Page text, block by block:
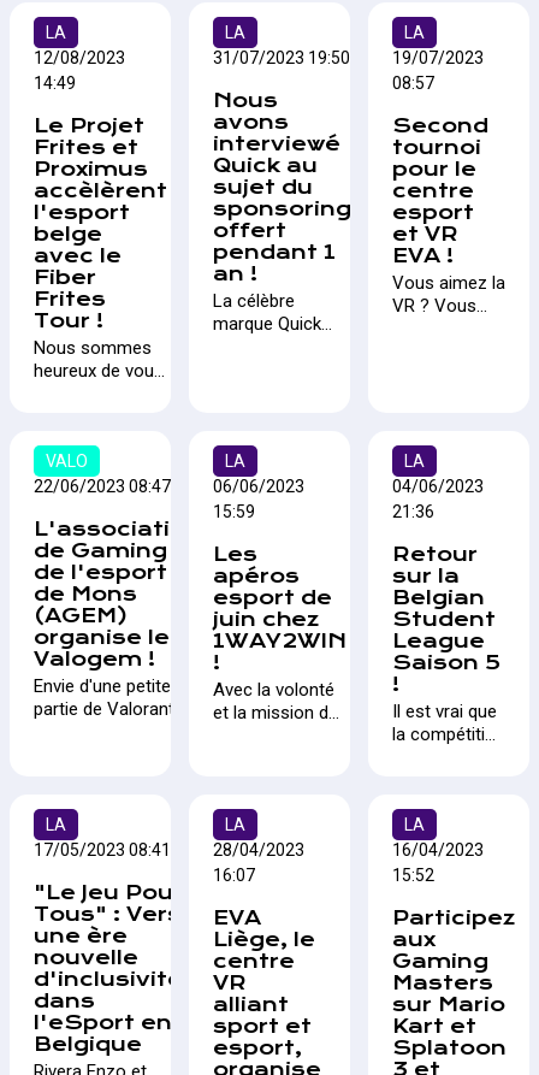
"Open Beta", le
studio de
développement de
Bishop lance une
campagne de
financement
participatif sur
Kickstarter en vue
de faire évoluer son
jeu esport.
en Belgique, la
5ème édition de
Rocket Frites,
samedi 30
septembre,
réunissant l'élite
des joueurs
belges pour une
finale palpitante.
Après deux
soirées de
qualifications, les
deux équipes
ayant démontré
retrouvées face à
face sur le stand
DH eSport/Lan-
Area. Un match
conclu ce
tournoi,
consacrant
l'équipe "RQS"
comme grands
vainqueurs.
belge ! Cette
édition fait partie
du Fiber Frites
Tour en
Proximus, une
série de 3
évènements axés
sur la vitesse !
LA
12/08/2023
14:49
Le Projet
Frites et
Proximus
accèlèrent
l'esport
belge
avec le
Fiber
Frites
Tour !
Nous sommes
heureux de vous
Tour", un circuit
de tournois
Projet Frites en
partenariat avec
Proximus. Coup
d'envoi avec
Gran Turismo,
un cashprize de
1.000€ et une
finale au Circuit
de Mettet le 13
LA
31/07/2023 19:50
Nous
avons
interviewé
Quick au
sujet du
sponsoring
offert
pendant 1
an !
La célèbre
marque Quick
ou encore artiste
de remporter 1
an de
Nous avons
interviewé Evelyn
De Groeve,
Marketing
Manager de
Quick sur le sujet.
LA
19/07/2023
08:57
Second
tournoi
pour le
centre
esport
et VR
EVA !
Vous aimez la
VR ? Vous
à tous au sein
de son arène
située à
Saint-
entre Namur
et Liège. Cela
se passe le
13 août et
pas moins de
3.000€ de
cashprize
pool sont en
jeu !
VALO
22/06/2023 08:47
L'association
de Gaming et
de l'esport
de Mons
(AGEM)
organise le
Valogem !
Envie d'une petite
partie de Valorant
8 et 9 juillet
prochains ! Nous
cet évènement aux
places limitées !
LA
06/06/2023
15:59
Les
apéros
esport de
juin chez
1WAY2WIN
!
Avec la volonté
et la mission de
Wallonie, Walga
a le plaisir de
vous inviter à
une nouvelle
Apéros E-Sport
le 27 juin
prochain avec la
découverte de
l’incubateur de
joueur local de
Sambreville.
LA
04/06/2023
21:36
Retour
sur la
Belgian
Student
League
Saison 5
!
Il est vrai que
la compétition
petite
quinzaine de
jours, mais il
tournoi
important
pour notre
pays et nous
ne pouvions
passer à côté
d'un court
LA
17/05/2023 08:41
"Le Jeu Pour
Tous" : Vers
une ère
nouvelle
d'inclusivité
dans
l'eSport en
Belgique
LA
28/04/2023
16:07
EVA
Liège, le
centre
VR
alliant
sport et
esport,
organise
LA
16/04/2023
15:52
Participez
aux
Gaming
Masters
sur Mario
Kart et
Splatoon
3 et